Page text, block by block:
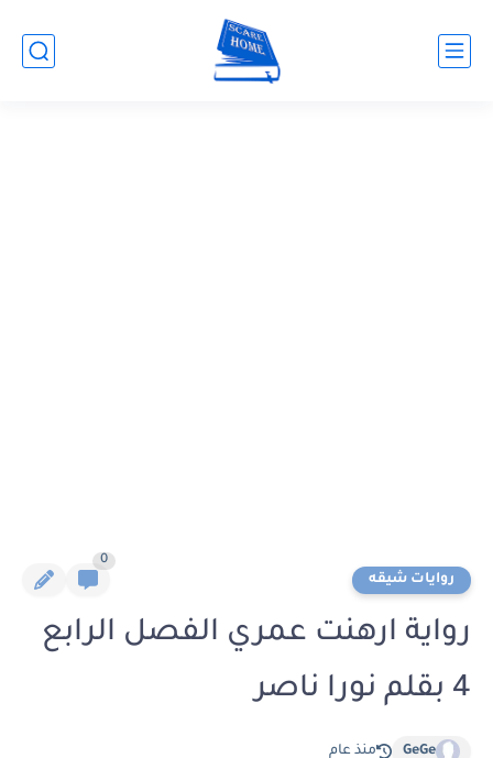
روايات شيقه
0
رواية ارهنت عمري الفصل الرابع
4 بقلم نورا ناصر
GeGe منذ عام